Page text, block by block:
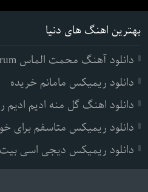
بهترین اهنگ های دنیا
دانلود آهنگ محمت الماس gidene yakıyorum
دانلود ریمیکس مامانم خریده
دانلود اهنگ گل منه ادیم
دانلود ریمیکس متاسفم برای
دانلود ریمیکس دیجی اسی